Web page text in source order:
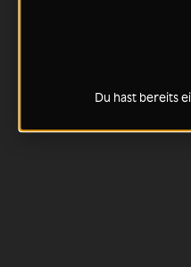
Du hast bereits